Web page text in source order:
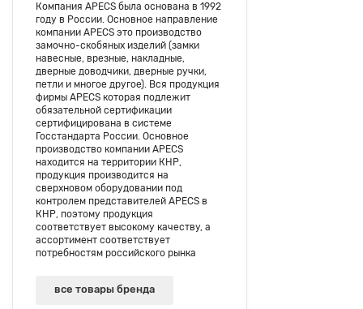
Компания APECS была основана в 1992
году в России. Основное направление
компании APECS это производство
замочно-скобяных изделий (замки
навесные, врезные, накладные,
дверные доводчики, дверные ручки,
петли и многое другое). Вся продукция
фирмы APECS которая подлежит
обязательной сертификации
сертифицирована в системе
Госстандарта России. Основное
производство компании APECS
находится на территории КНР,
продукция производится на
сверхновом оборудовании под
контролем представителей APECS в
КНР, поэтому продукция
соответствует высокому качеству, а
ассортимент соответствует
потребностям российского рынка
все товары бренда